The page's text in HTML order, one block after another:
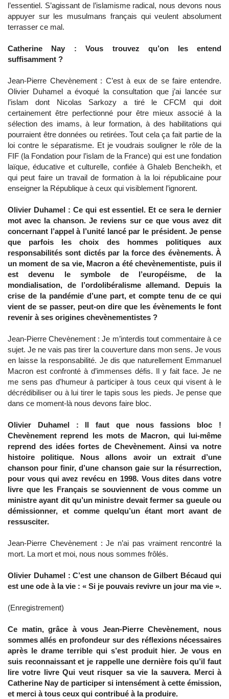
l’essentiel. S’agissant de l’islamisme radical, nous devons nous
appuyer sur les musulmans français qui veulent absolument
terrasser ce mal.
Catherine Nay : Vous trouvez qu’on les entend
suffisamment ?
Jean-Pierre Chevènement : C’est à eux de se faire entendre.
Olivier Duhamel a évoqué la consultation que j’ai lancée sur
l’islam dont Nicolas Sarkozy a tiré le CFCM qui doit
certainement être perfectionné pour être mieux associé à la
sélection des imams, à leur formation, à des habilitations qui
pourraient être données ou retirées. Tout cela ça fait partie de la
loi contre le séparatisme. Et je voudrais souligner le rôle de la
FIF (la Fondation pour l’islam de la France) qui est une fondation
laïque, éducative et culturelle, confiée à Ghaleb Bencheikh, et
qui peut faire un travail de formation à la loi républicaine pour
enseigner la République à ceux qui visiblement l’ignorent.
Olivier Duhamel : Ce qui est essentiel. Et ce sera le dernier
mot avec la chanson. Je reviens sur ce que vous avez dit
concernant l’appel à l’unité lancé par le président. Je pense
que parfois les choix des hommes politiques aux
responsabilités sont dictés par la force des évènements. À
un moment de sa vie, Macron a été chevènementiste, puis il
est devenu le symbole de l’européisme, de la
mondialisation, de l’ordolibéralisme allemand. Depuis la
crise de la pandémie d’une part, et compte tenu de ce qui
vient de se passer, peut-on dire que les évènements le font
revenir à ses origines chevènementistes ?
Jean-Pierre Chevènement : Je m’interdis tout commentaire à ce
sujet. Je ne vais pas tirer la couverture dans mon sens. Je vous
en laisse la responsabilité. Je dis que naturellement Emmanuel
Macron est confronté à d’immenses défis. Il y fait face. Je ne
me sens pas d’humeur à participer à tous ceux qui visent à le
décrédibiliser ou à lui tirer le tapis sous les pieds. Je pense que
dans ce moment-là nous devons faire bloc.
Olivier Duhamel : Il faut que nous fassions bloc !
Chevènement reprend les mots de Macron, qui lui-même
reprend des idées fortes de Chevènement. Ainsi va notre
histoire politique. Nous allons avoir un extrait d’une
chanson pour finir, d’une chanson gaie sur la résurrection,
pour vous qui avez revécu en 1998. Vous dites dans votre
livre que les Français se souviennent de vous comme un
ministre ayant dit qu’un ministre devait fermer sa gueule ou
démissionner, et comme quelqu’un étant mort avant de
ressusciter.
Jean-Pierre Chevènement : Je n’ai pas vraiment rencontré la
mort. La mort et moi, nous nous sommes frôlés.
Olivier Duhamel : C’est une chanson de Gilbert Bécaud qui
est une ode à la vie : « Si je pouvais revivre un jour ma vie ».
(Enregistrement)
Ce matin, grâce à vous Jean-Pierre Chevènement, nous
sommes allés en profondeur sur des réflexions nécessaires
après le drame terrible qui s’est produit hier. Je vous en
suis reconnaissant et je rappelle une dernière fois qu’il faut
lire votre livre Qui veut risquer sa vie la sauvera. Merci à
Catherine Nay de participer si intensément à cette émission,
et merci à tous ceux qui contribué à la produire.